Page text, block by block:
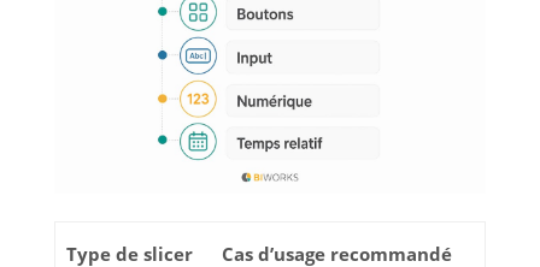
Type de slicer Cas d’usage recommandé